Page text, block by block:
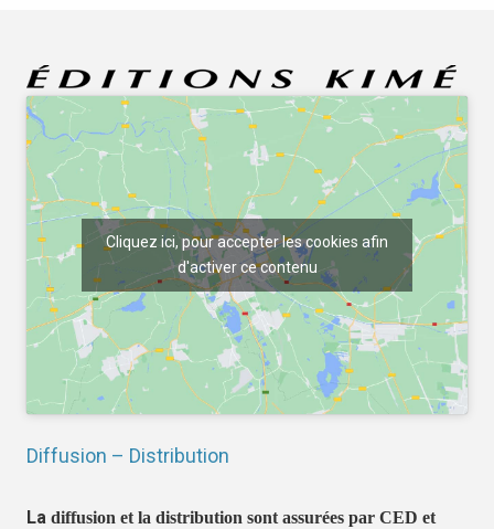
Cliquez ici, pour accepter les cookies afin
d'activer ce contenu
Diffusion – Distribution
La diffusion et la distribution sont assurées par CED et